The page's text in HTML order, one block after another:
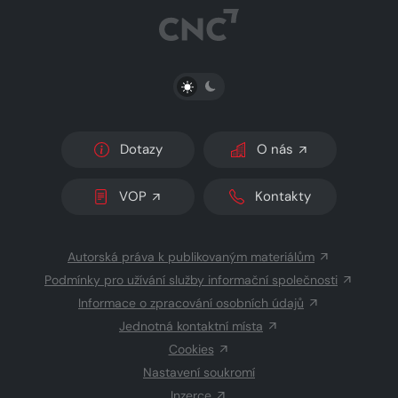
PŘEPNOUT SVĚTLÝ/TMAVÝ REŽIM
Dotazy O nás
VOP Kontakty
Autorská práva k publikovaným materiálům
Podmínky pro užívání služby informační společnosti
Informace o zpracování osobních údajů
Jednotná kontaktní místa
Cookies
Nastavení soukromí